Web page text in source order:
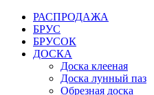
РАСПРОДАЖА
БРУС
БРУСОК
ДОСКА
Доска клееная
Доска лунный паз
Обрезная доска